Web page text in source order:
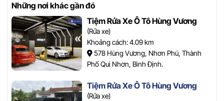
Những nơi khác gần đó
Tiệm Rửa Xe Ô Tô Hùng Vương
(Rửa xe)
Khoảng cách: 4.09 km
578 Hùng Vương, Nhơn Phú, Thành
Phố Qui Nhơn, Bình Định.
Tiệm Rửa Xe Ô Tô Hùng Vương
(Rửa xe)